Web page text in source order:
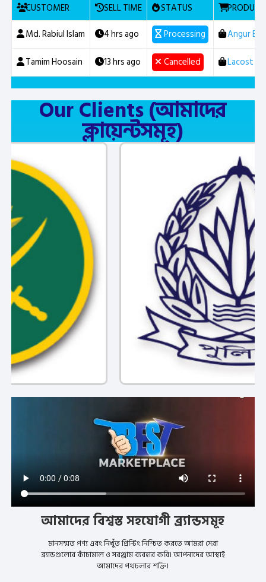
CUSTOMER SELL TIME STATUS
Md. Rabiul Islam
4 hrs ago Processing
Angur
Tamim Hoosain
13 hrs ago Cancelled Lacost
Our Clients (আমাদের
ক্লায়েন্টসমূহ)
আমাদের বিশ্বস্ত সহযোগী ব্র্যান্ডসমূহ
মানসম্মত পণ্য এবং নিখুঁত প্রিন্টিং নিশ্চিত করতে আমরা সেরা
ব্র্যান্ডগুলোর কাঁচামাল ও সরঞ্জাম ব্যবহার করি। আপনাদের আস্থাই
আমাদের পথচলার শক্তি।